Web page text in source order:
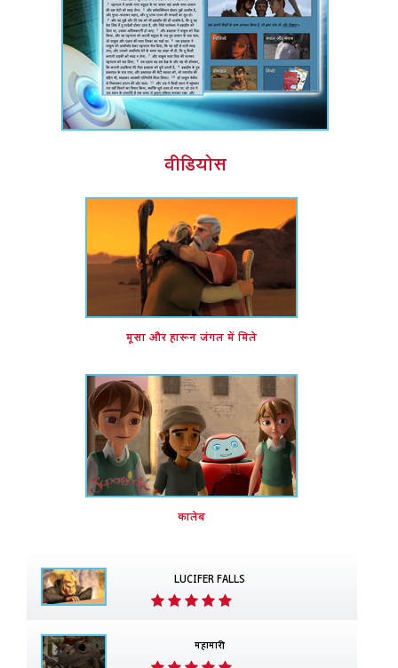
वीडियोस
मूसा और हारून जंगल में मिले
कालेब
LUCIFER FALLS
महामारी